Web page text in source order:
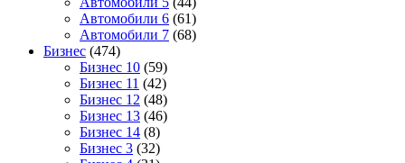
Автомобили 6 (61)
Автомобили 7 (68)
Бизнес (474)
Бизнес 10 (59)
Бизнес 11 (42)
Бизнес 12 (48)
Бизнес 13 (46)
Бизнес 14 (8)
Бизнес 3 (32)